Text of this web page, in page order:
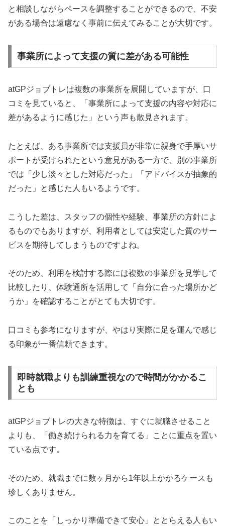
と相談しながらペースを調整することができるので、不安
がある場合は遠慮なく事前に伝えてみることが大切です。
事業所によって支援の質に差がある可能性
atGPジョブトレは複数の事業所を展開していますが、口
コミを見ていると、「事業所によって支援の内容や対応に
差があるように感じた」という声も散見されます。
たとえば、ある事業所では支援員が非常に親身で手厚いサ
ポートが受けられたという意見がある一方で、別の事業所
では「少し淡々とした対応だった」「アドバイスが抽象的
だった」と感じた人もいるようです。
こうした差は、スタッフの個性や経験、事業所の方針によ
るものでもありますが、利用者としては安定した質のサー
ビスを期待してしまうものですよね。
そのため、利用を検討する際には複数の事業所を見学して
比較したり、体験通所を活用して「自分に合った場所かど
うか」を確認することがとても大切です。
口コミも参考になりますが、やはり実際に足を運んで感じ
る印象が一番信頼できます。
即時就職よりも訓練重視なので時間がかかるこ
とも
atGPジョブトレの大きな特徴は、すぐに就職させること
よりも、「働き続けられる力を育てる」ことに重点を置い
ている点です。
そのため、就職までに数ヶ月から1年以上かかるケースも
珍しくありません。
このことを「しっかり準備できて安心」ととらえる人もい